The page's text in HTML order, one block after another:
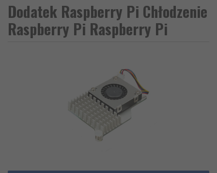
Dodatek Raspberry Pi Chłodzenie
Raspberry Pi Raspberry Pi